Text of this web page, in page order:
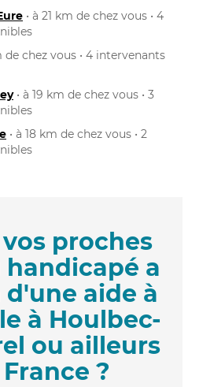
• à 21 km de chez vous • 4
de chez vous • 4 intervenants
• à 19 km de chez vous • 3
• à 18 km de chez vous • 2
proches
handicapé a
d'une aide à
à Houlbec-
ou ailleurs
?